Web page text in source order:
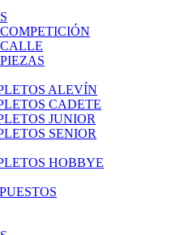
ALEVÍN
CADETE
JUNIOR
SENIOR
HOBBYE